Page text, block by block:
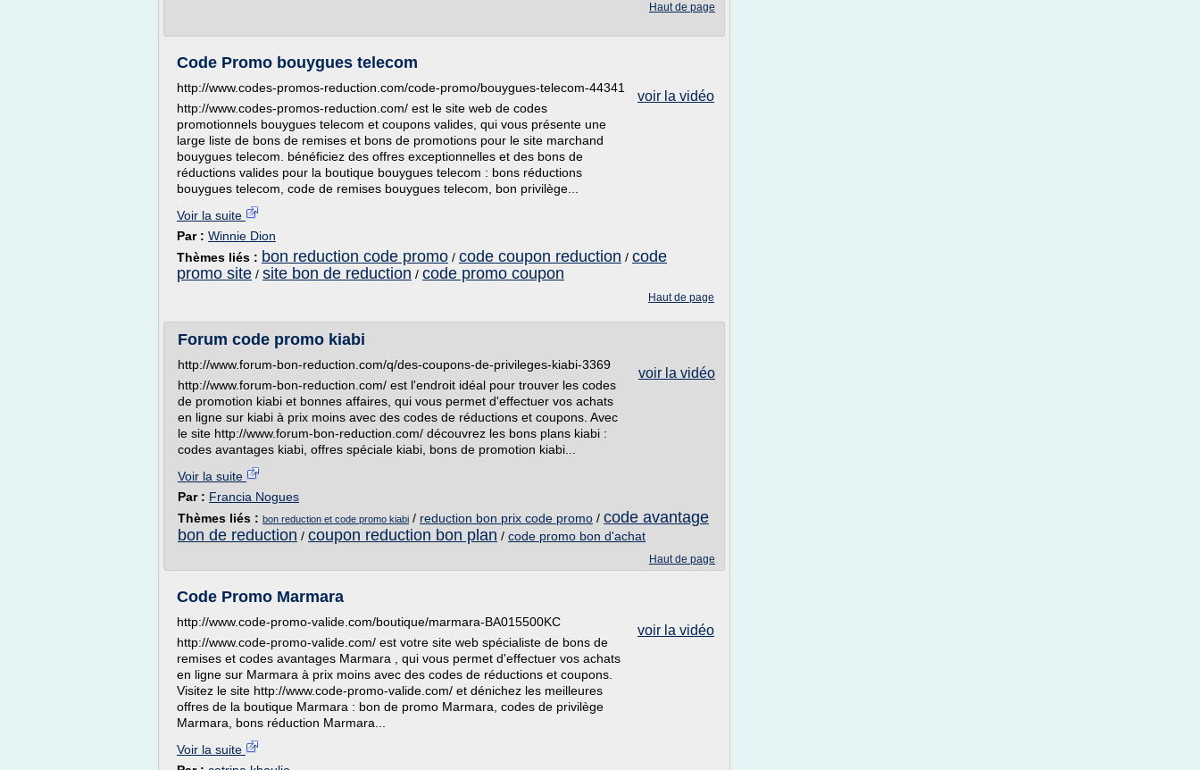
Haut de page
Code Promo bouygues telecom
voir la vidéo
http://www.codes-promos-reduction.com/code-promo/bouygues-telecom-44341
http://www.codes-promos-reduction.com/ est le site web de codes
promotionnels bouygues telecom et coupons valides, qui vous présente une
large liste de bons de remises et bons de promotions pour le site marchand
bouygues telecom. bénéficiez des offres exceptionnelles et des bons de
réductions valides pour la boutique bouygues telecom : bons réductions
bouygues telecom, code de remises bouygues telecom, bon privilège...
Voir la suite
Par : Winnie Dion
Thèmes liés : bon reduction code promo / code coupon reduction / code
promo site / site bon de reduction / code promo coupon
Haut de page
Forum code promo kiabi
voir la vidéo
http://www.forum-bon-reduction.com/q/des-coupons-de-privileges-kiabi-3369
http://www.forum-bon-reduction.com/ est l'endroit idéal pour trouver les codes
de promotion kiabi et bonnes affaires, qui vous permet d'effectuer vos achats
en ligne sur kiabi à prix moins avec des codes de réductions et coupons. Avec
le site http://www.forum-bon-reduction.com/ découvrez les bons plans kiabi :
codes avantages kiabi, offres spéciale kiabi, bons de promotion kiabi...
Voir la suite
Par : Francia Nogues
Thèmes liés : bon reduction et code promo kiabi / reduction bon prix code promo / code avantage
bon de reduction / coupon reduction bon plan / code promo bon d'achat
Haut de page
Code Promo Marmara
voir la vidéo
http://www.code-promo-valide.com/boutique/marmara-BA015500KC
http://www.code-promo-valide.com/ est votre site web spécialiste de bons de
remises et codes avantages Marmara , qui vous permet d'effectuer vos achats
en ligne sur Marmara à prix moins avec des codes de réductions et coupons.
Visitez le site http://www.code-promo-valide.com/ et dénichez les meilleures
offres de la boutique Marmara : bon de promo Marmara, codes de privilège
Marmara, bons réduction Marmara...
Voir la suite